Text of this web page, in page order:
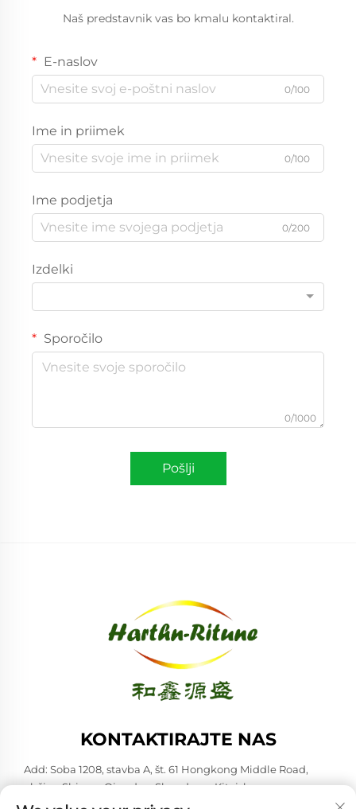
Naš predstavnik vas bo kmalu kontaktiral.
E-naslov
0/100
Ime in priimek
0/100
Ime podjetja
0/200
Izdelki
Sporočilo
0/1000
Pošlji
KONTAKTIRAJTE NAS
Add: Soba 1208, stavba A, št. 61 Hongkong Middle Road,
občina Shinan, Qingdao, Shandong, Kitajska